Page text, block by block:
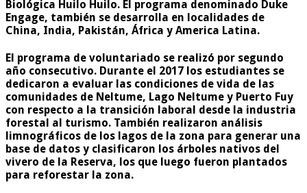
Biológica Huilo Huilo. El programa denominado Duke
Engage, también se desarrolla en localidades de
China, India, Pakistán, África y America Latina.
El programa de voluntariado se realizó por segundo
año consecutivo. Durante el 2017 los estudiantes se
dedicaron a evaluar las condiciones de vida de las
comunidades de Neltume, Lago Neltume y Puerto Fuy
con respecto a la transición laboral desde la industria
forestal al turismo. También realizaron análisis
limnográficos de los lagos de la zona para generar una
base de datos y clasificaron los árboles nativos del
vivero de la Reserva, los que luego fueron plantados
para reforestar la zona.